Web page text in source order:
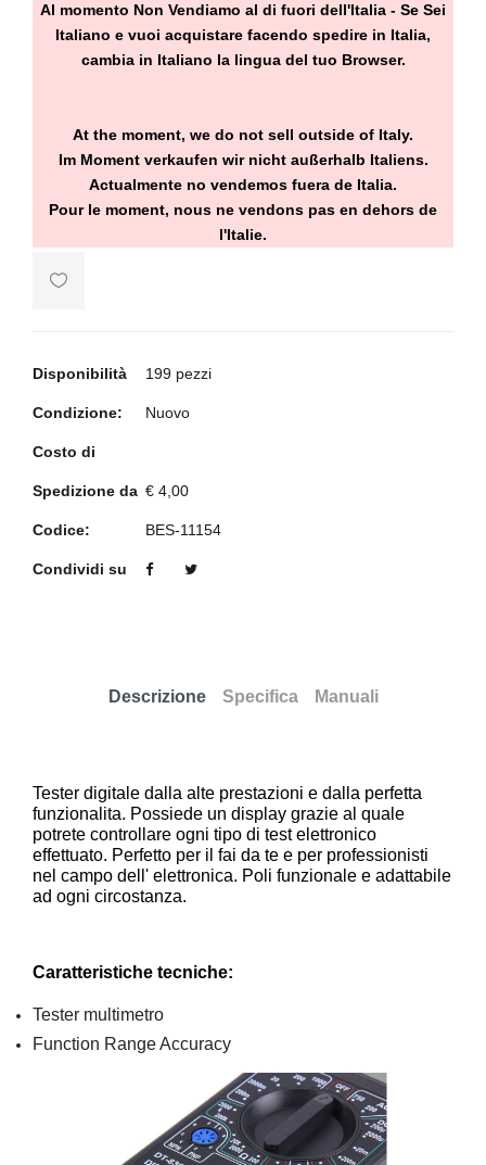
Al momento Non Vendiamo al di fuori dell'Italia - Se Sei
Italiano e vuoi acquistare facendo spedire in Italia,
cambia in Italiano la lingua del tuo Browser.
At the moment, we do not sell outside of Italy.
Im Moment verkaufen wir nicht außerhalb Italiens.
Actualmente no vendemos fuera de Italia.
Pour le moment, nous ne vendons pas en dehors de
l'Italie.
Disponibilità 199 pezzi
Condizione: Nuovo
Costo di
Spedizione da € 4,00
Codice: BES-11154
Condividi su
Descrizione Specifica Manuali
Tester digitale dalla alte prestazioni e dalla perfetta
funzionalita. Possiede un display grazie al quale
potrete controllare ogni tipo di test elettronico
effettuato. Perfetto per il fai da te e per professionisti
nel campo dell' elettronica. Poli funzionale e adattabile
ad ogni circostanza.
Caratteristiche tecniche:
Tester multimetro
Function Range Accuracy